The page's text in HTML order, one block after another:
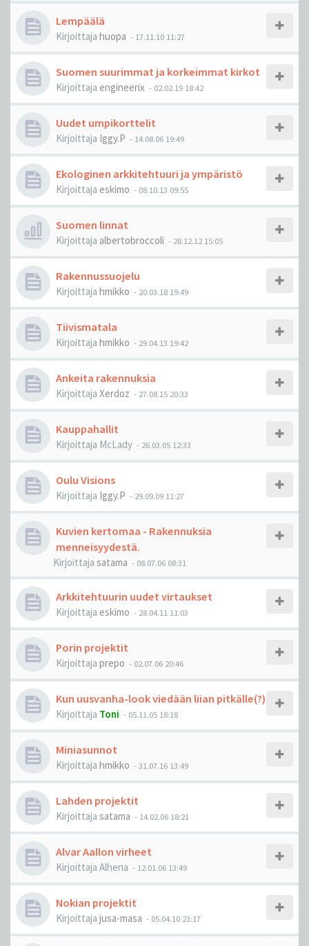
Lempäälä
Kirjoittaja huopa - 17.11.10 11:27
Suomen suurimmat ja korkeimmat kirkot
Kirjoittaja engineerix - 02.02.19 18:42
Uudet umpikorttelit
Kirjoittaja Iggy.P - 14.08.06 19:49
Ekologinen arkkitehtuuri ja ympäristö
Kirjoittaja eskimo - 08.10.13 09:55
Suomen linnat
Kirjoittaja albertobroccoli - 28.12.12 15:05
Rakennussuojelu
Kirjoittaja hmikko - 20.03.18 19:49
Tiivismatala
Kirjoittaja hmikko - 29.04.13 19:42
Ankeita rakennuksia
Kirjoittaja Xerdoz - 27.08.15 20:33
Kauppahallit
Kirjoittaja McLady - 26.03.05 12:33
Oulu Visions
Kirjoittaja Iggy.P - 29.09.09 11:27
Kuvien kertomaa - Rakennuksia
menneisyydestä.
Kirjoittaja satama - 08.07.06 08:31
Arkkitehtuurin uudet virtaukset
Kirjoittaja eskimo - 28.04.11 11:03
Porin projektit
Kirjoittaja prepo - 02.07.06 20:46
Kun uusvanha-look viedään liian pitkälle(?)
Kirjoittaja Toni - 05.11.05 18:18
Miniasunnot
Kirjoittaja hmikko -31.07.16 13:49
Lahden projektit
Kirjoittaja satama - 14.02.06 18:21
Alvar Aallon virheet
Kirjoittaja Alhena - 12.01.06 13:49
Nokian projektit
Kirjoittaja jusa-masa - 05.04.10 23:17